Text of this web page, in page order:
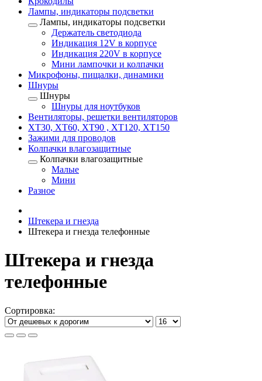
Лампы, индикаторы подсветки
Лампы, индикаторы подсветки
Держатель светодиода
Индикация 12V в корпусе
Индикация 220V в корпусе
Мини лампочки и колпачки
Микрофоны, пищалки, динамики
Шнуры
Шнуры
Шнуры для ноутбуков
Вентиляторы, решетки вентиляторов
XT30, XT60, XT90 , XT120, XT150
Зажими для проводов
Колпачки влагозащитные
Колпачки влагозащитные
Малые
Мини
Разное
Штекера и гнезда
Штекера и гнезда телефонные
Штекера и гнезда
телефонные
Сортировка: